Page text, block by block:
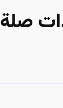
صلة